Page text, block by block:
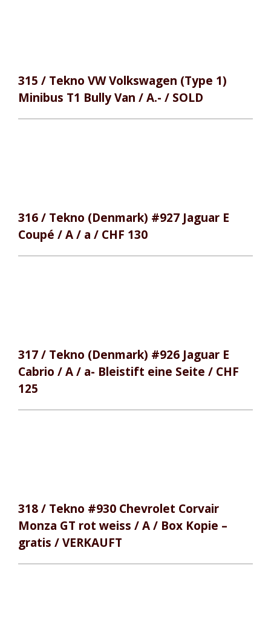
315 / Tekno VW Volkswagen (Type 1)
Minibus T1 Bully Van / A.- / SOLD
316 / Tekno (Denmark) #927 Jaguar E
Coupé / A / a / CHF 130
317 / Tekno (Denmark) #926 Jaguar E
Cabrio / A / a- Bleistift eine Seite / CHF
125
318 / Tekno #930 Chevrolet Corvair
Monza GT rot weiss / A / Box Kopie –
gratis / VERKAUFT